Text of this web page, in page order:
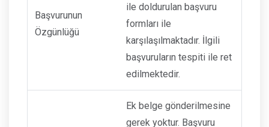
Başvurunun
Özgünlüğü
ile doldurulan başvuru
formları ile
karşılaşılmaktadır. İlgili
başvuruların tespiti ile ret
edilmektedir.
Ek belge gönderilmesine
gerek yoktur. Başvuru